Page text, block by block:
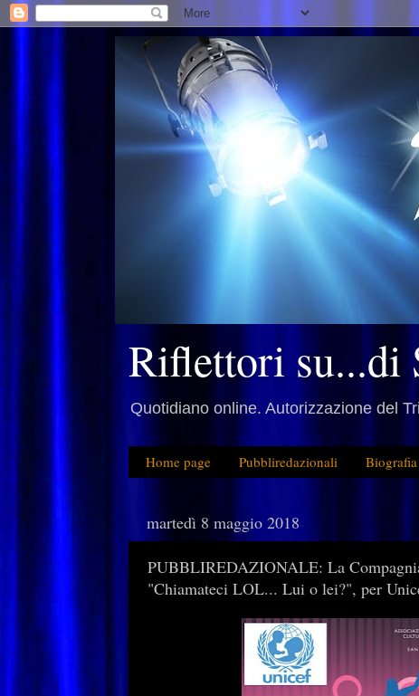
Riflettori su...di
Quotidiano online. Autorizzazione del
Home page Pubbliredazionali Biografia
martedì 8 maggio 2018
PUBBLIREDAZIONALE: La
"Chiamateci LOL... Lui o lei?", per